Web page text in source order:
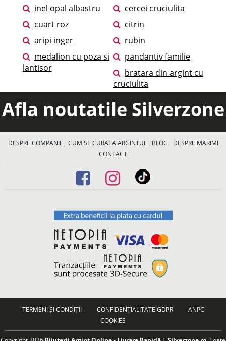
inel opal albastru
cercei cruciulita
cuart roz
citrin
aripi inger
rubin
medalion cu poza si
lantisor
pandantiv familie
bratara din argint cu
cruciulita
Afla noutatile Silverzone
DESPRE COMPANIE CUM SE CURATA ARGINTUL BLOG
DESPRE MARIMI
CONTACT
TERMENI ȘI CONDIȚII CONFIDENȚIALITATE GDPR
ANPC
COOKIES